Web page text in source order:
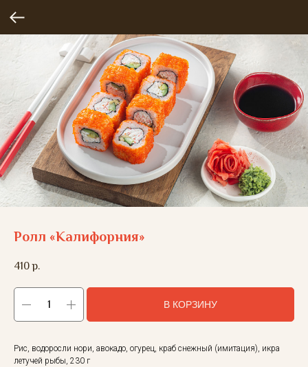
Ролл «Калифорния»
410 р.
В КОРЗИНУ
Рис, водоросли нори, авокадо, огурец, краб снежный (имитация), икра
летучей рыбы, 230 г